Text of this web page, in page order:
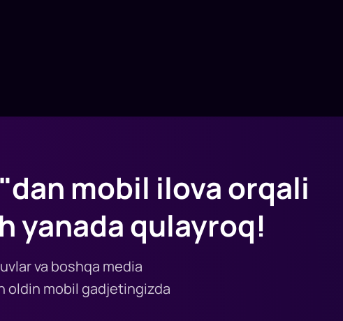
mobil ilova orqali
yanada qulayroq!
va boshqa media
oldin mobil gadjetingizda